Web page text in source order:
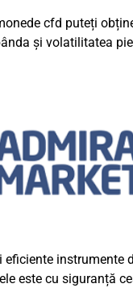
cfd puteți
și volatilitatea
eficiente instrumente
este cu siguranță